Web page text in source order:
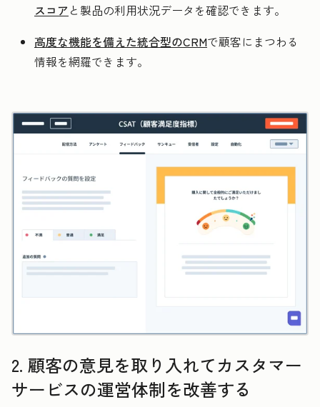
スコアと製品の利用状況データを確認できます。
高度な機能を備えた統合型のCRMで顧客にまつわる
情報を網羅できます。
2. 顧客の意見を取り入れてカスタマー
サービスの運営体制を改善する